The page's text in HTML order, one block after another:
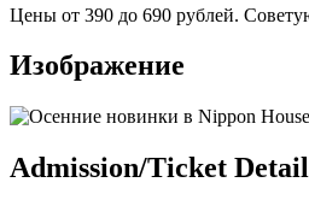
Цены от 390 до 690 рублей.
Изображение
Admission/Ticket